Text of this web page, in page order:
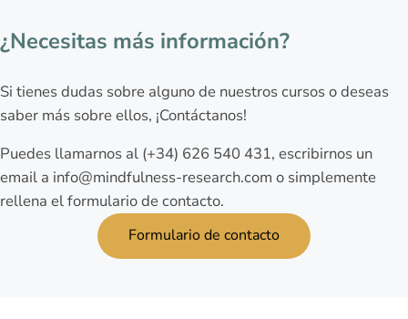
¿Necesitas más información?
Si tienes dudas sobre alguno de nuestros cursos o deseas
saber más sobre ellos, ¡Contáctanos!
Puedes llamarnos al (+34) 626 540 431, escribirnos un
email a info@mindfulness-research.com o simplemente
rellena el formulario de contacto.
Formulario de contacto